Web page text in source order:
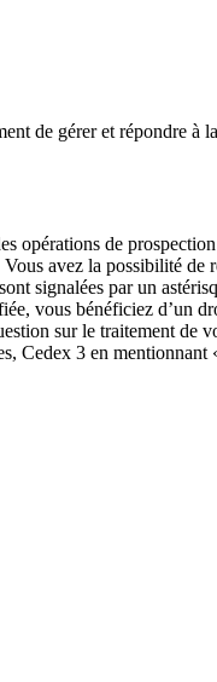
de gérer et répondre
opérations de
avez la possibilité
signalées par un
vous bénéficiez d’un
sur le traitement de
Cedex 3 en